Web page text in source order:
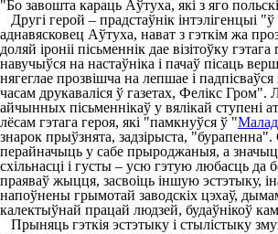
"Бо завошта караць Аўтуха, які з яго
Другі герой – прадстаўнік інтэлігенцыі
аднавясковец Аўтуха, нават з гэткім жа
доляй іроніі пісьменнік дае візітоўку
навучыўся на настаўніка і пачаў пісаць
нягеглае прозвішча на лепшае і
часам друкаваліся ў газетах, Фелікс Гром".
айчынных пісьменнікаў у вялікай ступені
лёсам гэтага героя, які "памкнуўся ў "
знарок прыўзнята, задзірыста, "бурапенна".
перайначыць у сабе прыроджаныя, а
схільнасці і густы – усю гэтую любасць да
праяваў жыцця, засвоіць іншую эстэтыку,
напоўнены грымотай заводскіх цэхаў,
калектыўнай працай людзей, будаўнікоў
Прыняць гэткія эстэтыку і стылістыку